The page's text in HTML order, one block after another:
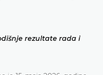
rezultate rada i